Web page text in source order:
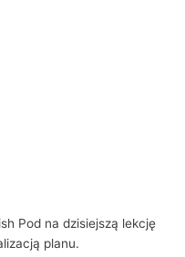
Pod na dzisiejszą lekcję
planu.